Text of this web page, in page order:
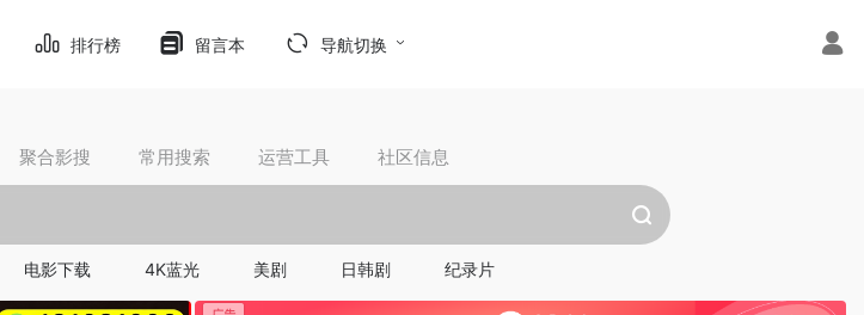
排行榜 留言本 导航切换
聚合影搜 常用搜索 运营工具 社区信息
电影下载 4K蓝光 美剧 日韩剧 纪录片